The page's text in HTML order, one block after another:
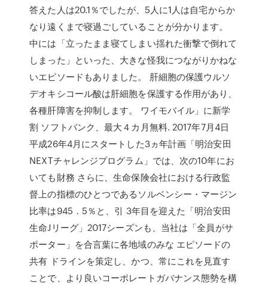
答えた人は20.1％でしたが、5人に1人は自宅からか
なり遠くまで寝過ごしていることが分かります。
中には「立ったまま寝てしまい揺れた衝撃で倒れて
しまった」といった、大きな怪我につながりかねな
いエピソードもありました。 肝細胞の保護ウルソ
デオキシコール酸は肝細胞を保護する作用があり、
各種肝障害を抑制します。 ワイモバイル」に新学
割 ソフトバンク、最大４カ月無料. 2017年7月4日
平成26年4月にスタートした3ヵ年計画「明治安田
NEXTチャレンジプログラム」では、次の10年にお
いても財務 さらに、生命保険会社における行政監
督上の指標のひとつであるソルベンシー・マージン
比率は945．5％と、引 3年目を迎えた「明治安田
生命Jリーグ」2017シーズンも、当社は「全員がサ
ポーター」を合言葉に各地域のみな エピソードの
共有 ドラインを策定し、かつ、常にこれを見直す
ことで、より良いコーポレートガバナンス態勢を構